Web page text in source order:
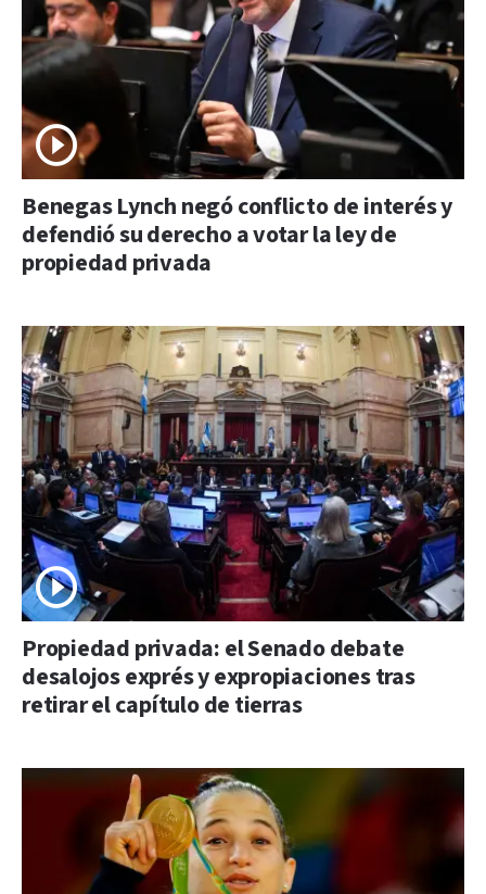
Benegas Lynch negó conflicto de interés y
defendió su derecho a votar la ley de
propiedad privada
Propiedad privada: el Senado debate
desalojos exprés y expropiaciones tras
retirar el capítulo de tierras